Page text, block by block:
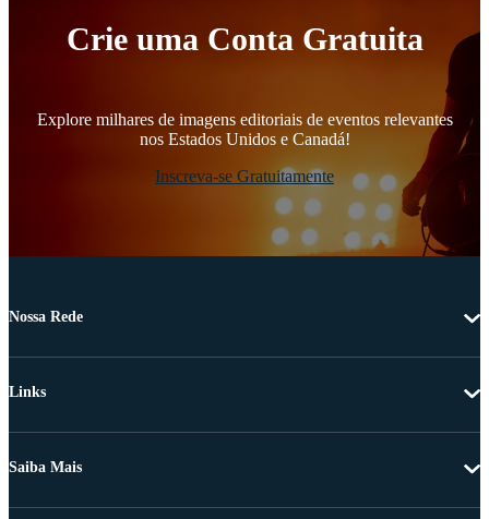
Crie uma Conta Gratuita
Explore milhares de imagens editoriais de eventos relevantes
nos Estados Unidos e Canadá!
Inscreva-se Gratuitamente
Nossa Rede
Links
Saiba Mais